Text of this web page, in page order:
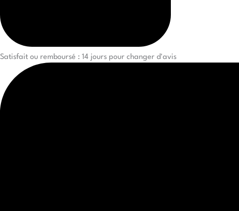
Satisfait ou remboursé : 14 jours pour changer d'avis